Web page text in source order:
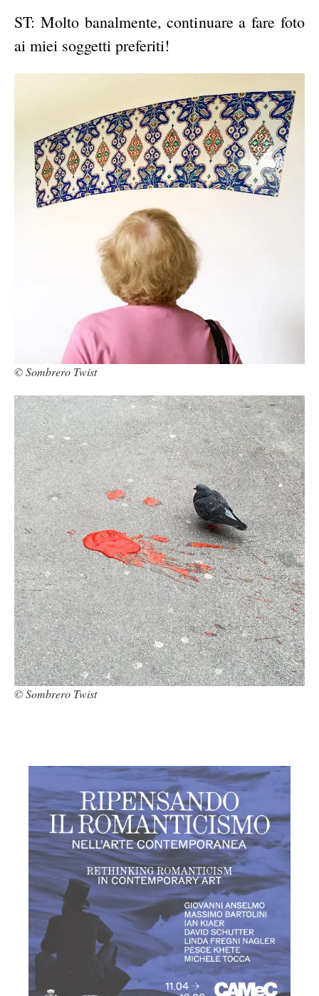
ST: Molto banalmente, continuare a fare foto
ai miei soggetti preferiti!
© Sombrero Twist
© Sombrero Twist